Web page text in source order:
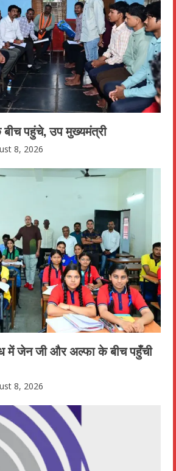
बीच पहुंचे, उप मुख्यमंत्री
8, 2026
में जेन जी और अल्फा के बीच पहुँची
8, 2026